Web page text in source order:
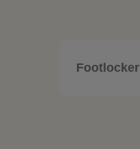
Footlocker